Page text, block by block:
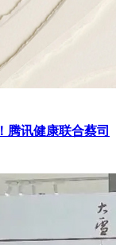
腾讯健康联合蔡司